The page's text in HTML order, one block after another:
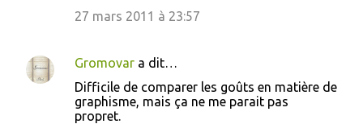
27 mars 2011 à 23:57
Gromovar a dit…
Difficile de comparer les goûts en matière de
graphisme, mais ça ne me parait pas
propret.